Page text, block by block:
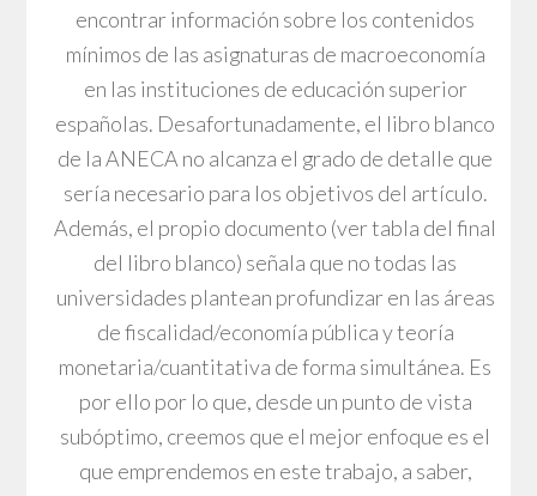
encontrar información sobre los contenidos
mínimos de las asignaturas de macroeconomía
en las instituciones de educación superior
españolas. Desafortunadamente, el libro blanco
de la ANECA no alcanza el grado de detalle que
sería necesario para los objetivos del artículo.
Además, el propio documento (ver tabla del final
del libro blanco) señala que no todas las
universidades plantean profundizar en las áreas
de fiscalidad/economía pública y teoría
monetaria/cuantitativa de forma simultánea. Es
por ello por lo que, desde un punto de vista
subóptimo, creemos que el mejor enfoque es el
que emprendemos en este trabajo, a saber,